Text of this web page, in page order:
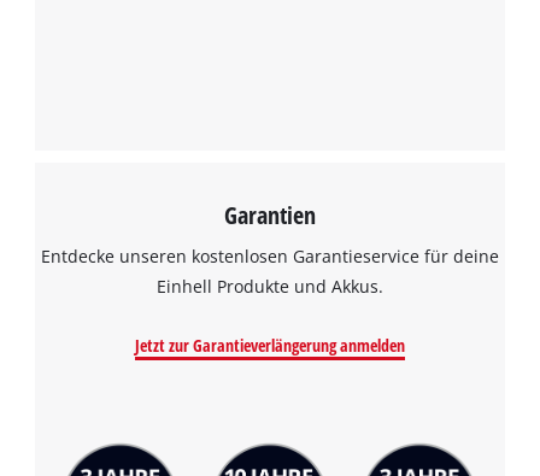
Garantien
Entdecke unseren kostenlosen Garantieservice für deine
Einhell Produkte und Akkus.
Jetzt zur Garantieverlängerung anmelden